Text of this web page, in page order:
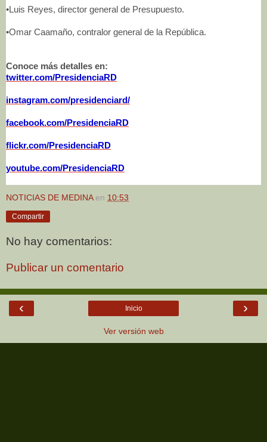
•Luis Reyes, director general de Presupuesto.
•Omar Caamaño, contralor general de la República.
Conoce más detalles en:
twitter.com/PresidenciaRD
instagram.com/presidenciard/
facebook.com/PresidenciaRD
flickr.com/PresidenciaRD
youtube.com/PresidenciaRD
NOTICIAS DE MEDINA en 10:53
Compartir
No hay comentarios:
Publicar un comentario
‹ ›
Inicio
Ver versión web